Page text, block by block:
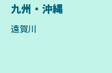
九州・沖縄
遠賀川